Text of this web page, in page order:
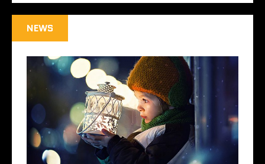
NEWS